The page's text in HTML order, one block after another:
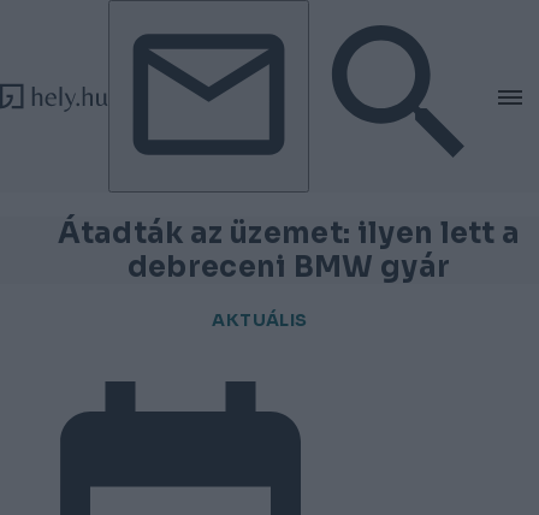
Tovább a tartalomhoz
Tovább a lábléchez
Átadták az üzemet: ilyen lett a
debreceni BMW gyár
AKTUÁLIS